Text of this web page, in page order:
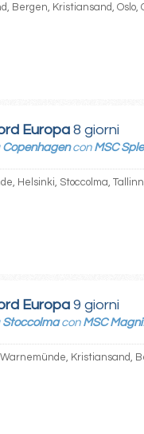
Bergen, Kristiansand, Oslo,
Europa 8 giorni
Copenhagencon MSC
Helsinki, Stoccolma,
Europa 9 giorni
Stoccolmacon MSC
Kristiansand,